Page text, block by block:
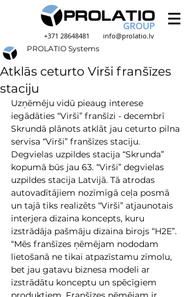
+371 28648481 info@prolatio.lv
Atklās ceturto Virši franšīzes
staciju
PROLATIO Systems
Uzņēmēju vidū pieaug interese
iegādāties “Virši” franšīzi - decembrī
Skrundā plānots atklāt jau ceturto pilna
servisa “Virši” franšīzes staciju.
Degvielas uzpildes stacija “Skrunda”
kopumā būs jau 63. “Virši” degvielas
uzpildes stacija Latvijā. Tā atrodas
autovadītājiem nozīmīgā ceļa posmā
un tajā tiks realizēts “Virši” atjaunotais
interjera dizaina koncepts, kuru
izstrādāja pašmāju dizaina birojs “H2E”.
“Mēs franšīzes ņēmējam nododam
lietošanā ne tikai atpazīstamu zīmolu,
bet jau gatavu biznesa modeli ar
izstrādātu konceptu un spēcīgiem